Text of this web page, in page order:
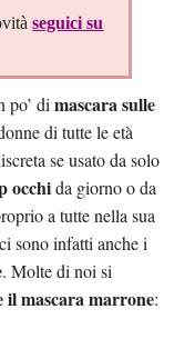
seguici su
po’ di mascara sulle
di tutte le età
se usato da solo
occhida giorno o da
a tutte nella sua
sono infatti anche i
. Molte di noi si
il mascara marrone: